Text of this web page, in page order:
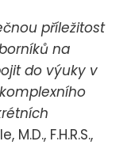
příležitost
na
do výuky v
F.H.R.S.,